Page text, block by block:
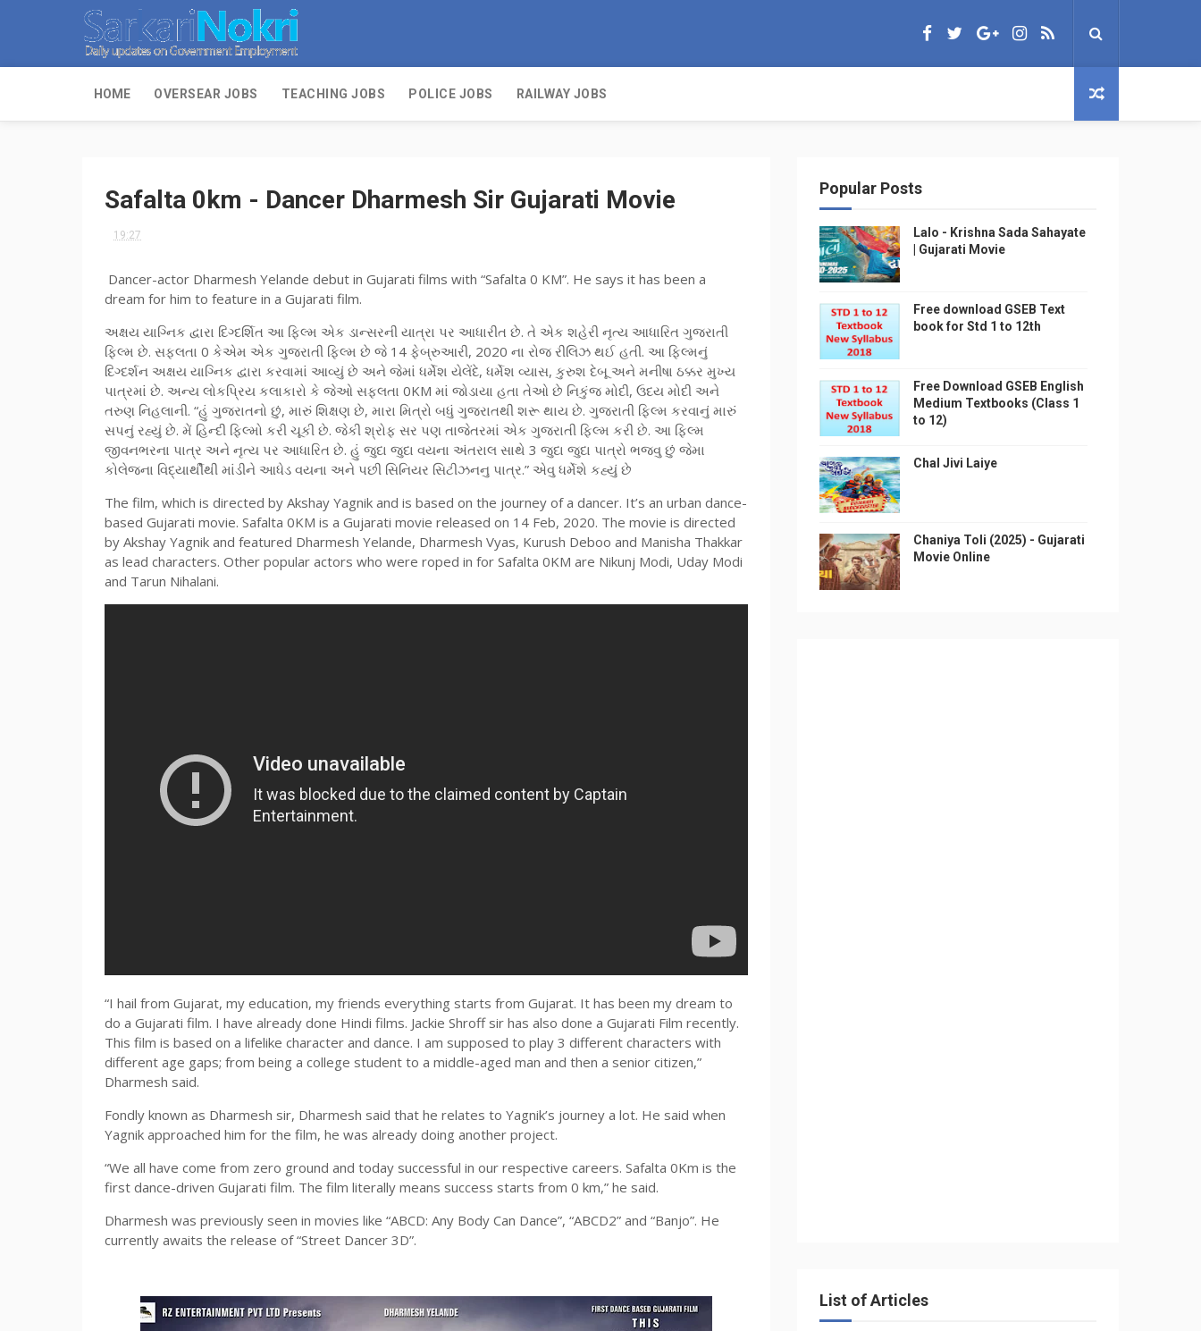
HOME OVERSEAR JOBS TEACHING JOBS POLICE JOBS RAILWAY JOBS
Safalta 0km - Dancer Dharmesh Sir Gujarati Movie
19:27
Dancer-actor Dharmesh Yelande debut in Gujarati films with “Safalta 0 KM”. He says it has been a
dream for him to feature in a Gujarati film.
અક્ષય યાગ્નિક દ્વારા દિગ્દર્શિત આ ફિલ્મ એક ડાન્સરની યાત્રા પર આધારીત છે. તે એક શહેરી નૃત્ય આધારિત ગુજરાતી
ફિલ્મ છે. સફલતા 0 કેએમ એક ગુજરાતી ફિલ્મ છે જે 14 ફેબ્રુઆરી, 2020 ના રોજ રીલિઝ થઈ હતી. આ ફિલ્મનું
દિગ્દર્શન અક્ષય યાગ્નિક દ્વારા કરવામાં આવ્યું છે અને જેમાં ધર્મેશ યેલેંદે, ધર્મેશ વ્યાસ, કુરુશ દેબૂ અને મનીષા ઠક્કર મુખ્ય
પાત્રમાં છે. અન્ય લોકપ્રિય કલાકારો કે જેઓ સફલતા 0KM માં જોડાયા હતા તેઓ છે નિકુંજ મોદી, ઉદય મોદી અને
તરુણ નિહલાની. “હું ગુજરાતનો છું, મારું શિક્ષણ છે, મારા મિત્રો બધું ગુજરાતથી શરૂ થાય છે. ગુજરાતી ફિલ્મ કરવાનું મારું
સપનું રહ્યું છે. મેં હિન્દી ફિલ્મો કરી ચૂકી છે. જેકી શ્રોફ સર પણ તાજેતરમાં એક ગુજરાતી ફિલ્મ કરી છે. આ ફિલ્મ
જીવનભરના પાત્ર અને નૃત્ય પર આધારિત છે. હું જુદા જુદા વયના અંતરાલ સાથે 3 જુદા જુદા પાત્રો ભજવુ છું જેમા
કોલેજ્ના વિદ્યાર્થીથી માંડીને આધેડ વયના અને પછી સિનિયર સિટીઝનનુ પાત્ર.” એવુ ધર્મેશે કહ્યું છે
The film, which is directed by Akshay Yagnik and is based on the journey of a dancer. It’s an urban dance-
based Gujarati movie. Safalta 0KM is a Gujarati movie released on 14 Feb, 2020. The movie is directed
by Akshay Yagnik and featured Dharmesh Yelande, Dharmesh Vyas, Kurush Deboo and Manisha Thakkar
as lead characters. Other popular actors who were roped in for Safalta 0KM are Nikunj Modi, Uday Modi
and Tarun Nihalani.
“I hail from Gujarat, my education, my friends everything starts from Gujarat. It has been my dream to
do a Gujarati film. I have already done Hindi films. Jackie Shroff sir has also done a Gujarati Film recently.
This film is based on a lifelike character and dance. I am supposed to play 3 different characters with
different age gaps; from being a college student to a middle-aged man and then a senior citizen,”
Dharmesh said.
Fondly known as Dharmesh sir, Dharmesh said that he relates to Yagnik’s journey a lot. He said when
Yagnik approached him for the film, he was already doing another project.
“We all have come from zero ground and today successful in our respective careers. Safalta 0Km is the
first dance-driven Gujarati film. The film literally means success starts from 0 km,” he said.
Dharmesh was previously seen in movies like “ABCD: Any Body Can Dance”, “ABCD2” and “Banjo”. He
currently awaits the release of “Street Dancer 3D”.
Popular Posts
Lalo - Krishna Sada Sahayate
| Gujarati Movie
Free download GSEB Text
book for Std 1 to 12th
Free Download GSEB English
Medium Textbooks (Class 1
to 12)
Chal Jivi Laiye
Chaniya Toli (2025) - Gujarati
Movie Online
List of Articles